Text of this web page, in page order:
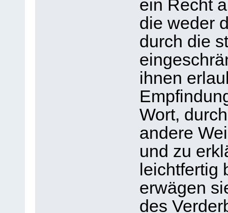
ein Recht
die weder
durch die
ihnen
Wort,
andere
und zu
leichtfertig
erwägen
des